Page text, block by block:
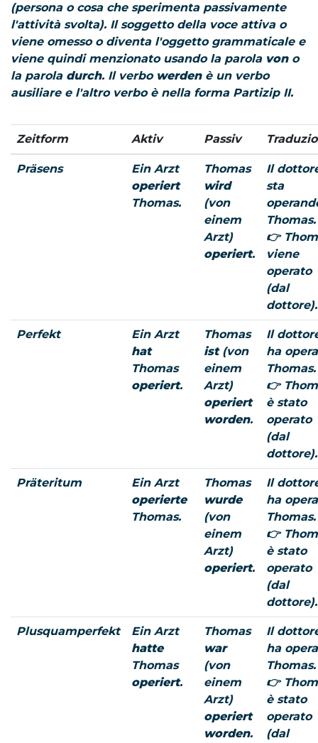
(persona o cosa che sperimenta passivamente
l'attività svolta). Il soggetto della voce attiva o
viene omesso o diventa l'oggetto grammaticale e
viene quindi menzionato usando la parola vono
la parola durch. Il verbo werdenè un verbo
ausiliare e l'altro verbo è nella forma Partizip II.
Zeitform Aktiv Passiv
Präsens
Ein Arzt
operiert
Thomas.
Thomas
wird
(von
einem
Arzt)
operiert.
Il
sta
Thomas.
👉
viene
operato
(dal
dottore).
Perfekt
Ein Arzt
hat
Thomas
operiert.
Thomas
ist(von
einem
Arzt)
operiert
worden.
Il
ha
Thomas.
👉
è stato
operato
(dal
dottore).
Präteritum
Ein Arzt
operierte
Thomas.
Thomas
wurde
(von
einem
Arzt)
operiert.
Il
ha
Thomas.
👉
è stato
operato
(dal
dottore).
Plusquamperfekt
Ein Arzt
hatte
Thomas
operiert.
Thomas
war
(von
einem
Arzt)
operiert
worden.
Il
ha
Thomas.
👉
è stato
operato
(dal